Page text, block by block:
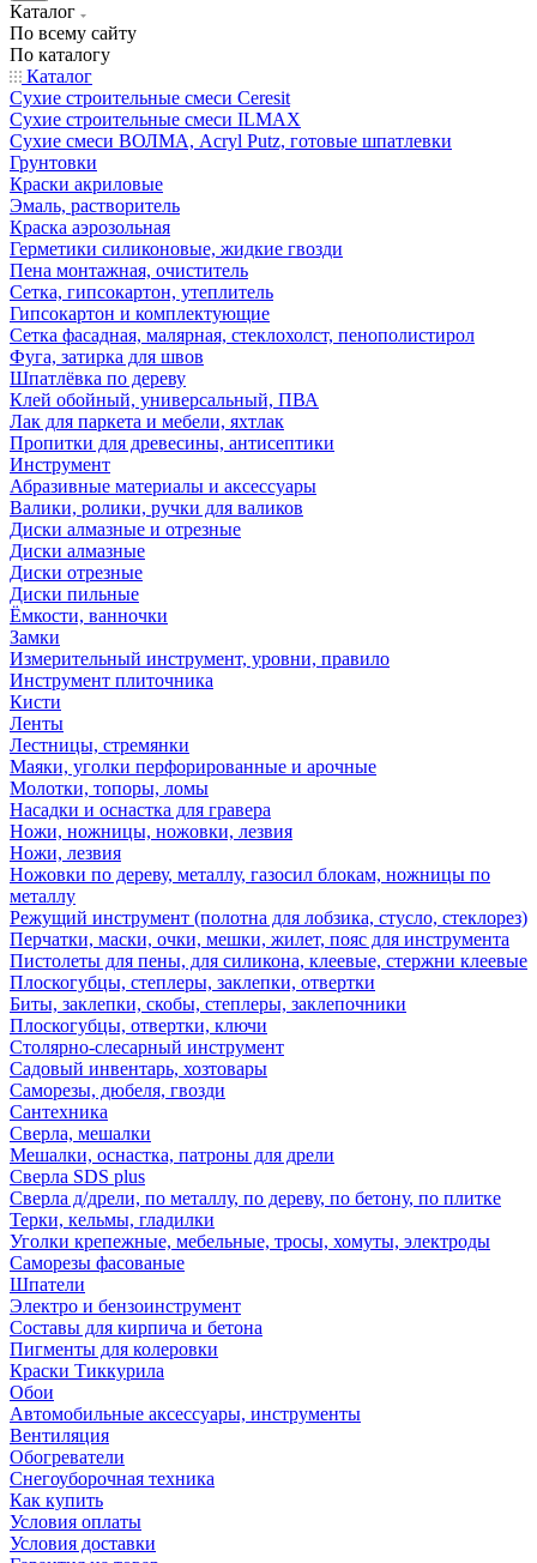
Каталог
По всему сайту
По каталогу
Каталог
Сухие строительные смеси Ceresit
Сухие строительные смеси ILMAX
Сухие смеси ВОЛМА, Acryl Putz, готовые шпатлевки
Грунтовки
Краски акриловые
Эмаль, растворитель
Краска аэрозольная
Герметики силиконовые, жидкие гвозди
Пена монтажная, очиститель
Сетка, гипсокартон, утеплитель
Гипсокартон и комплектующие
Сетка фасадная, малярная, стеклохолст, пенополистирол
Фуга, затирка для швов
Шпатлёвка по дереву
Клей обойный, универсальный, ПВА
Лак для паркета и мебели, яхтлак
Пропитки для древесины, антисептики
Инструмент
Абразивные материалы и аксессуары
Валики, ролики, ручки для валиков
Диски алмазные и отрезные
Диски алмазные
Диски отрезные
Диски пильные
Ёмкости, ванночки
Замки
Измерительный инструмент, уровни, правило
Инструмент плиточника
Кисти
Ленты
Лестницы, стремянки
Маяки, уголки перфорированные и арочные
Молотки, топоры, ломы
Насадки и оснастка для гравера
Ножи, ножницы, ножовки, лезвия
Ножи, лезвия
Ножовки по дереву, металлу, газосил блокам, ножницы по
металлу
Режущий инструмент (полотна для лобзика, стусло, стеклорез)
Перчатки, маски, очки, мешки, жилет, пояс для инструмента
Пистолеты для пены, для силикона, клеевые, стержни клеевые
Плоскогубцы, степлеры, заклепки, отвертки
Биты, заклепки, скобы, степлеры, заклепочники
Плоскогубцы, отвертки, ключи
Столярно-слесарный инструмент
Садовый инвентарь, хозтовары
Саморезы, дюбеля, гвозди
Сантехника
Сверла, мешалки
Мешалки, оснастка, патроны для дрели
Сверла SDS plus
Сверла д/дрели, по металлу, по дереву, по бетону, по плитке
Терки, кельмы, гладилки
Уголки крепежные, мебельные, тросы, хомуты, электроды
Саморезы фасованые
Шпатели
Электро и бензоинструмент
Составы для кирпича и бетона
Пигменты для колеровки
Краски Тиккурила
Обои
Автомобильные аксессуары, инструменты
Вентиляция
Обогреватели
Снегоуборочная техника
Как купить
Условия оплаты
Условия доставки